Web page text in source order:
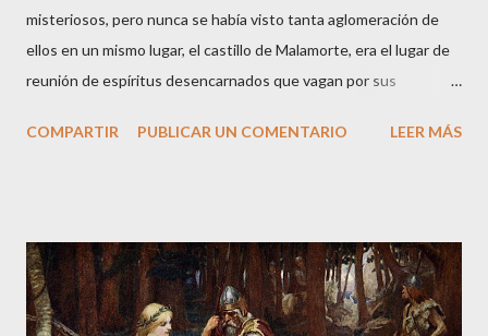
misteriosos, pero nunca se había visto tanta aglomeración de
ellos en un mismo lugar, el castillo de Malamorte, era el lugar de
reunión de espíritus desencarnados que vagan por sus
llevaron a la muerte. Arranco la narración de esta historia veraz
la fortaleza. La noche caía sobre la ciudad de y a Vitorio le
tocaron el hombro por detrás. Las armaduras no dejaban ver los
rostros de aquellos personajes tan peculiares. Le pidieron que
COMPARTIR PUBLICAR UN COMENTARIO LEER MÁS